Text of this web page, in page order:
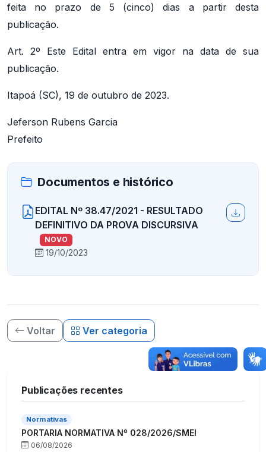
feita no prazo de 5 (cinco) dias a partir desta
publicação.
Art. 2º Este Edital entra em vigor na data de sua
publicação.
Itapoá (SC), 19 de outubro de 2023.
Jeferson Rubens Garcia
Prefeito
Documentos e histórico
EDITAL Nº 38.47/2021 - RESULTADO
DEFINITIVO DA PROVA DISCURSIVA
NOVO
19/10/2023
Voltar Ver categoria
Publicações recentes
Normativas
PORTARIA NORMATIVA Nº 028/2026/SMEI
06/08/2026